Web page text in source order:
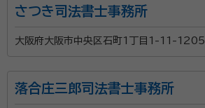
さつき司法書士事務所
大阪府大阪市中央区石町1丁目1-11-1205
落合庄三郎司法書士事務所